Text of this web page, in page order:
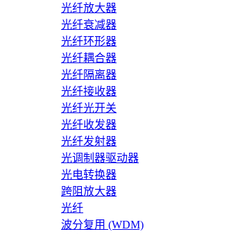
光纤放大器
光纤衰减器
光纤环形器
光纤耦合器
光纤隔离器
光纤接收器
光纤光开关
光纤收发器
光纤发射器
光调制器驱动器
光电转换器
跨阻放大器
光纤
波分复用 (WDM)